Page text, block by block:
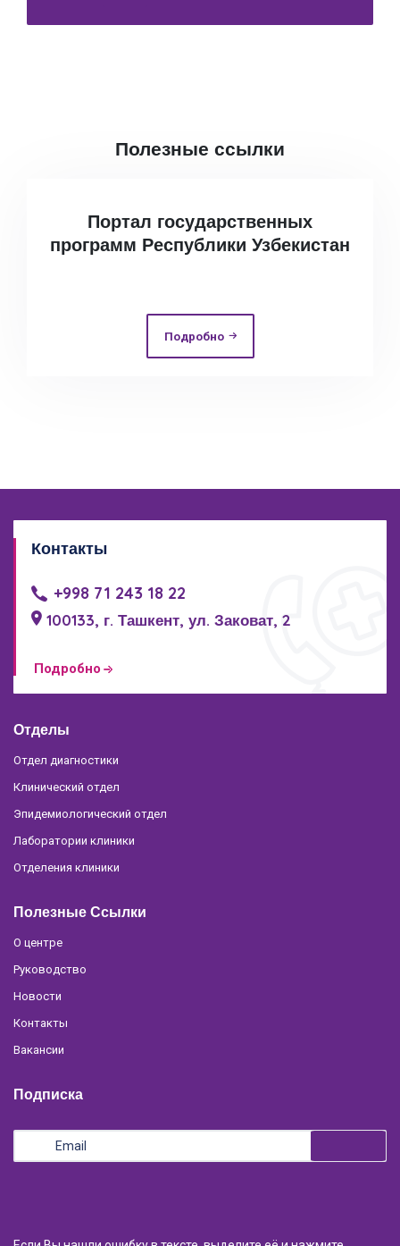
Полезные ссылки
Портал государственных
программ Республики Узбекистан
Подробно
Контакты
+998 71 243 18 22
100133, г. Ташкент, ул. Заковат, 2
Подробно
Отделы
Отдел диагностики
Клинический отдел
Эпидемиологический отдел
Лаборатории клиники
Отделения клиники
Полезные Ссылки
О центре
Руководство
Новости
Контакты
Вакансии
Подписка